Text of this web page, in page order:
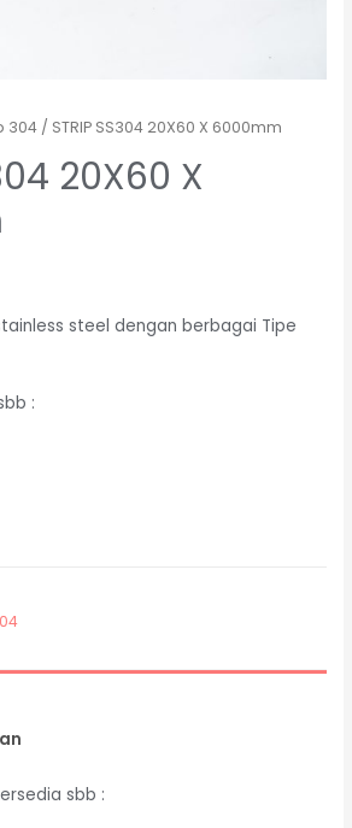
304 / STRIP SS304 20X60 X 6000mm
20X60 X
steel dengan berbagai Tipe
:
sbb :